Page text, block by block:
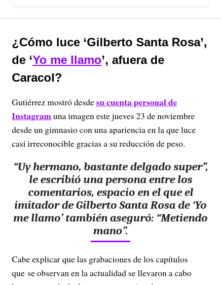
¿Cómo luce ‘Gilberto Santa Rosa’,
de ‘Yo me llamo’, afuera de
Caracol?
Gutiérrez mostró desdesu cuenta personal de
Instagramuna imagen este jueves 23 de noviembre
desde un gimnasio con una apariencia en la que luce
casi irreconocible gracias a su reducción de peso.
“Uy hermano, bastante delgado super”,
le escribió una persona entre los
comentarios, espacio en el que el
imitador de Gilberto Santa Rosa de ‘Yo
me llamo’ también aseguró: “Metiendo
mano”.
Cabe explicar que las grabaciones de los capítulos
que se observan en la actualidad se llevaron a cabo